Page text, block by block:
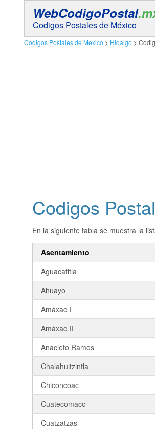
WebCodigoPostal
Codigos Postales de México
Codigos Postales de Mexico > Hidalgo >
Codigos
En la siguiente tabla se muestra la
Asentamiento
Aguacatitla
Ahuayo
Amáxac I
Amáxac II
Anacleto Ramos
Chalahuitzintla
Chiconcoac
Cuatecomaco
Cuatzatzas